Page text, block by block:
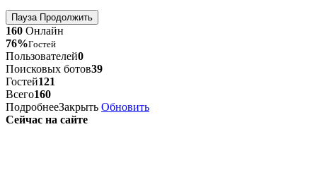
ПаузаПродолжить
160 Онлайн
76%Гостей
Пользователей0
Поисковых ботов39
Гостей121
Всего160
ПодробнееЗакрыть Обновить
Сейчас на сайте